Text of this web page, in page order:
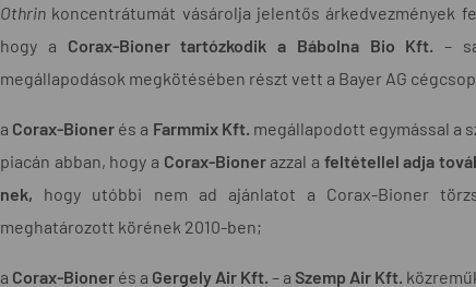
Othrin koncentrátumát vásárolja jelentős árkedvezmények
hogy a Corax-Bioner tartózkodik a Bábolna Bio Kft. –
megállapodások megkötésében részt vett a Bayer AG
a Corax-Bioner és a Farmmix Kft. megállapodott egymással a
piacán abban, hogy a Corax-Bioner azzal a feltétellel adja
nek, hogy utóbbi nem ad ajánlatot a Corax-Bioner
meghatározott körének 2010-ben;
a Corax-Bioner és a Gergely Air Kft. – a Szemp Air Kft.